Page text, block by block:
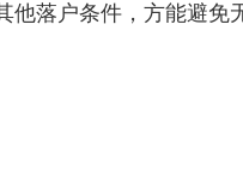
户条件，方能避免